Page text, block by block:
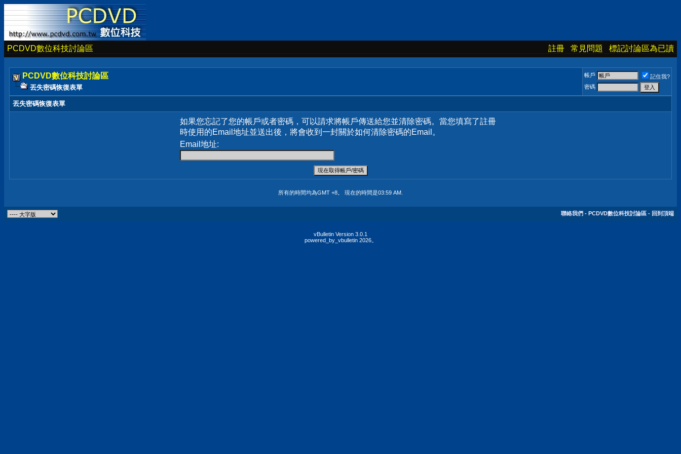
PCDVD數位科技討論區 註冊 常見問題 標記討論區為已讀
PCDVD數位科技討論區
丟失密碼恢復表單
帳戶
記住我?
密碼
丟失密碼恢復表單
如果您忘記了您的帳戶或者密碼，可以請求將帳戶傳送給您並清除密碼。當您填寫了註冊
時使用的Email地址並送出後，將會收到一封關於如何清除密碼的Email。
Email地址:
所有的時間均為GMT +8。 現在的時間是03:59 AM
聯絡我們 - PCDVD數位科技討論區 - 回到頂端
vBulletin Version 3.0.1
powered_by_vbulletin 2026。